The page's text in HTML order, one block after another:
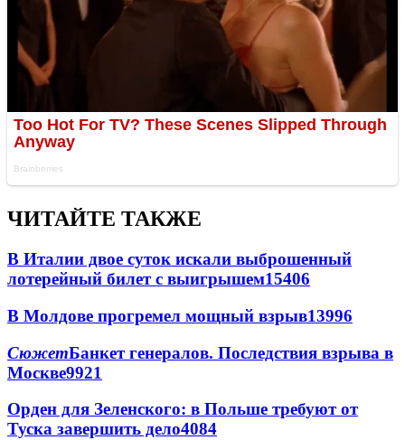
ЧИТАЙТЕ ТАКЖЕ
В Италии двое суток искали выброшенный
лотерейный билет с выигрышем15406
В Молдове прогремел мощный взрыв13996
СюжетБанкет генералов. Последствия взрыва в
Москве9921
Орден для Зеленского: в Польше требуют от
Туска завершить дело4084